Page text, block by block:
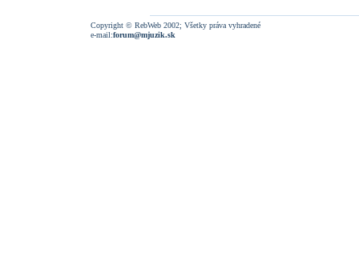
Copyright © RebWeb 2002; Všetky práva vyhradené
e-mail:forum@mjuzik.sk